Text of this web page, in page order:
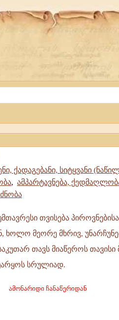
ქადაგებანი, სიტყვანი
, ამპარტავნება,
თვისება
ხოლო მეორე მხრივ,
თავს მიაწეროს თავისი
სრულიად.
ამონარიდი ჩანაწერიდან